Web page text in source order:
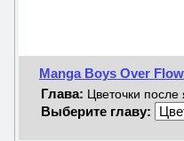
Manga Boys Over
Глава: Цветочки после
Выберите главу: